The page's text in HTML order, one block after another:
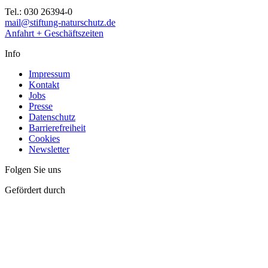
Tel.: 030 26394-0
mail@stiftung-naturschutz.de
Anfahrt + Geschäftszeiten
Info
Impressum
Kontakt
Jobs
Presse
Datenschutz
Barrierefreiheit
Cookies
Newsletter
Folgen Sie uns
Gefördert durch